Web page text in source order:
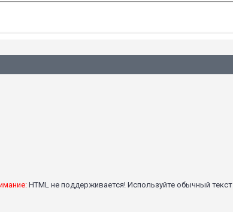
HTML не поддерживается! Используйте обычный текст.